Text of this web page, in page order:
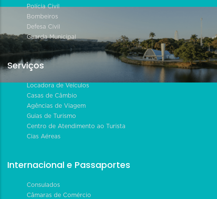
Polícia Civil
Bombeiros
Defesa Civil
Guarda Municipal
Serviços
Locadora de Veículos
Casas de Câmbio
Agências de Viagem
Guias de Turismo
Centro de Atendimento ao Turista
Cias Aéreas
Internacional e Passaportes
Consulados
Câmaras de Comércio